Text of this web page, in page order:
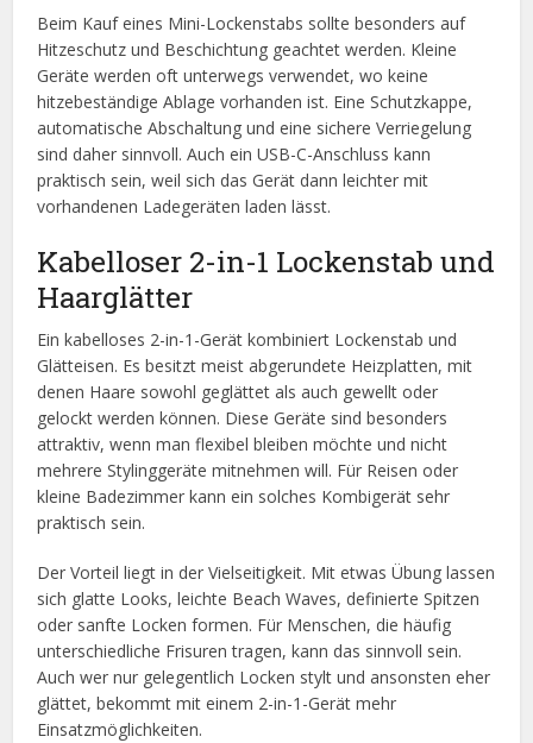
Beim Kauf eines Mini-Lockenstabs sollte besonders auf
Hitzeschutz und Beschichtung geachtet werden. Kleine
Geräte werden oft unterwegs verwendet, wo keine
hitzebeständige Ablage vorhanden ist. Eine Schutzkappe,
automatische Abschaltung und eine sichere Verriegelung
sind daher sinnvoll. Auch ein USB-C-Anschluss kann
praktisch sein, weil sich das Gerät dann leichter mit
vorhandenen Ladegeräten laden lässt.
Kabelloser 2-in-1 Lockenstab und
Haarglätter
Ein kabelloses 2-in-1-Gerät kombiniert Lockenstab und
Glätteisen. Es besitzt meist abgerundete Heizplatten, mit
denen Haare sowohl geglättet als auch gewellt oder
gelockt werden können. Diese Geräte sind besonders
attraktiv, wenn man flexibel bleiben möchte und nicht
mehrere Stylinggeräte mitnehmen will. Für Reisen oder
kleine Badezimmer kann ein solches Kombigerät sehr
praktisch sein.
Der Vorteil liegt in der Vielseitigkeit. Mit etwas Übung lassen
sich glatte Looks, leichte Beach Waves, definierte Spitzen
oder sanfte Locken formen. Für Menschen, die häufig
unterschiedliche Frisuren tragen, kann das sinnvoll sein.
Auch wer nur gelegentlich Locken stylt und ansonsten eher
glättet, bekommt mit einem 2-in-1-Gerät mehr
Einsatzmöglichkeiten.